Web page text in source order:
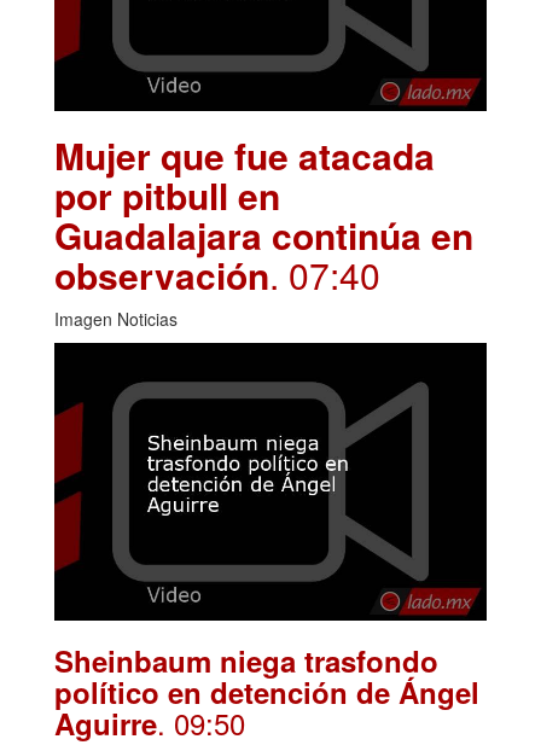
Mujer que fue atacada
por pitbull en
Guadalajara continúa en
observación. 07:40
Imagen Noticias
Sheinbaum niega trasfondo
político en detención de Ángel
Aguirre. 09:50